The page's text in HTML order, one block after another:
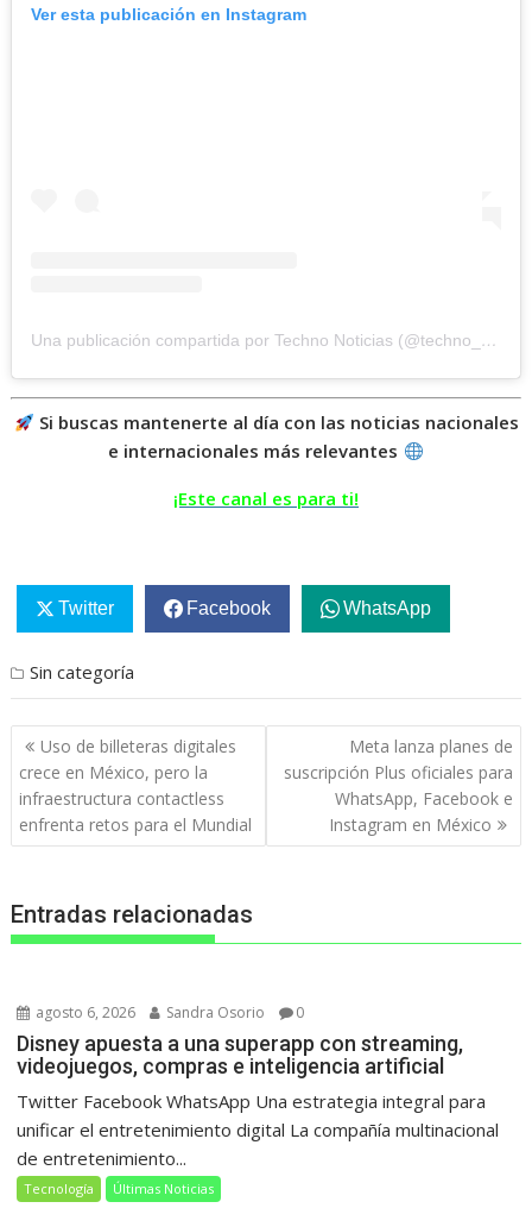
Ver esta publicación en Instagram
Una publicación compartida por Techno Noticias (@techno_noticias)
Si buscas mantenerte al día con las noticias nacionales
e internacionales más relevantes
¡Este canal es para ti!
Twitter Facebook WhatsApp
Sin categoría
Navegación
de
entradas
Uso de billeteras digitales
crece en México, pero la
infraestructura contactless
enfrenta retos para el Mundial
Meta lanza planes de
suscripción Plus oficiales para
WhatsApp, Facebook e
Instagram en México
Entradas relacionadas
agosto 6, 2026 Sandra Osorio 0
Disney apuesta a una superapp con streaming,
videojuegos, compras e inteligencia artificial
Twitter Facebook WhatsApp Una estrategia integral para
unificar el entretenimiento digital La compañía multinacional
de entretenimiento...
Tecnología Últimas Noticias